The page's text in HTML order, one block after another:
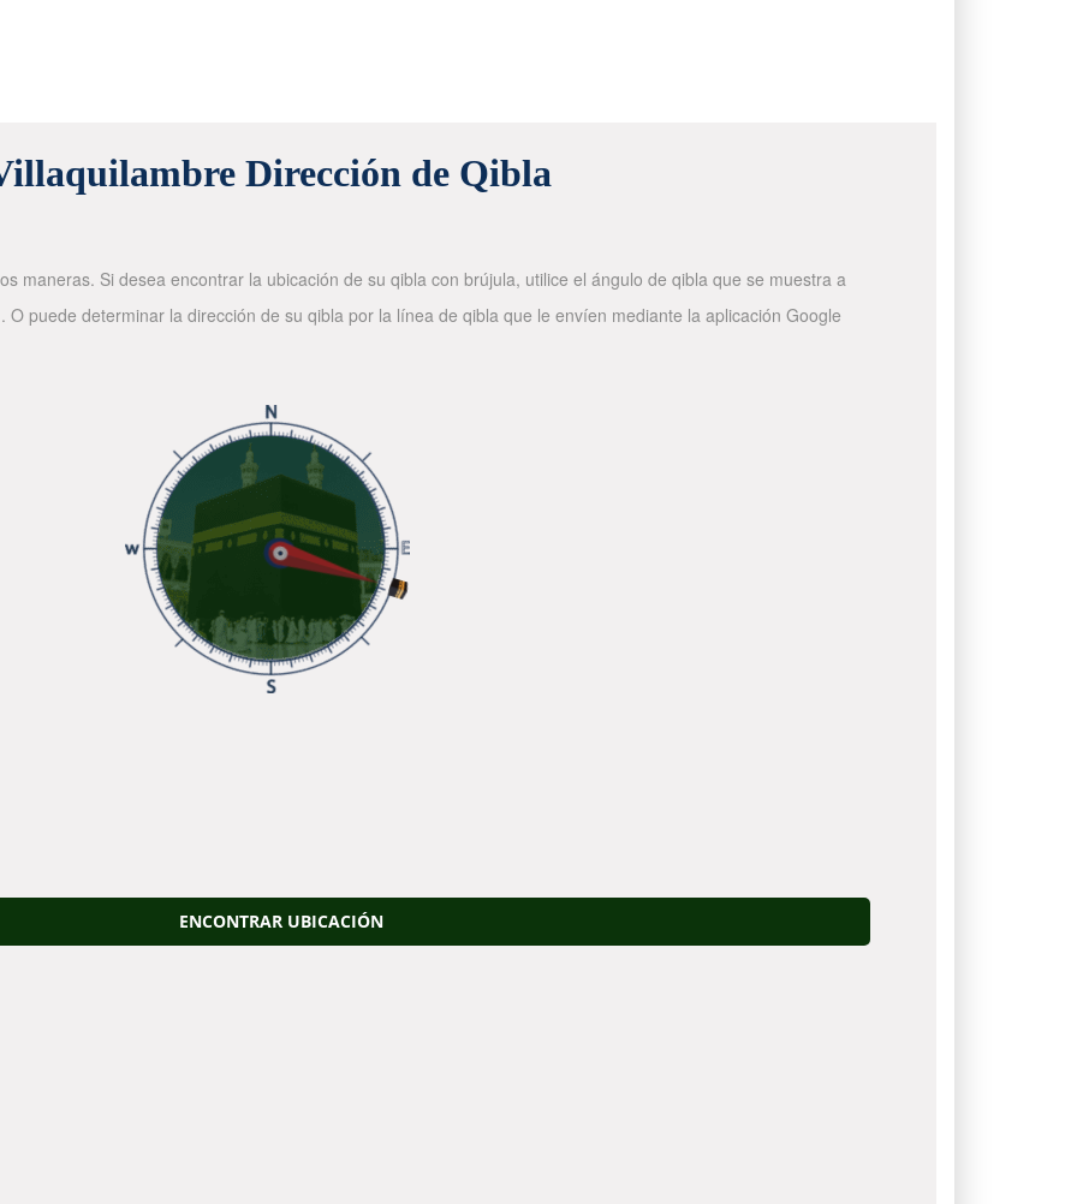
Dirección de Qibla
maneras. Si desea encontrar la ubicación de su qibla con brújula, utilice el ángulo de qibla que se muestra a
puede determinar la dirección de su qibla por la línea de qibla que le envíen mediante la aplicación Google
ENCONTRAR UBICACIÓN